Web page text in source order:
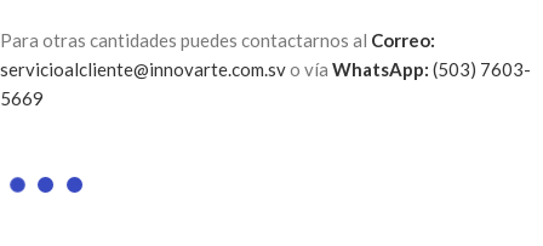
Para otras cantidades puedes contactarnos al Correo:
servicioalcliente@innovarte.com.svo vía WhatsApp: (503) 7603-
5669